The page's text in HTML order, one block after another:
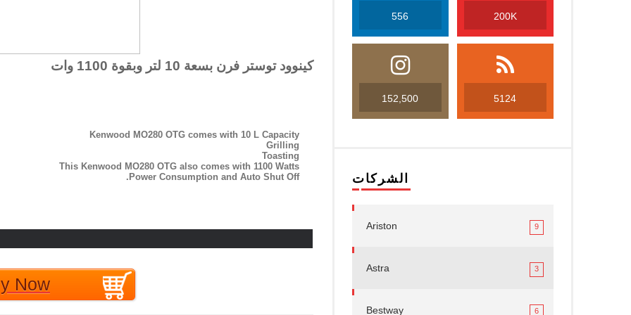
كينوود توستر فرن بسعة 10 لتر وبقوة 1100 وات
Kenwood MO280OTG comes with 10 L Capacity
Grilling
Toasting
This Kenwood MO280 OTG also comes with 1100 Watts
Power Consumption and Auto Shut Off.
Now EGP HJWG اتصل بنا
556 200K
152,500 5124
الشركات
Ariston 9
Astra 3
Bestway 6